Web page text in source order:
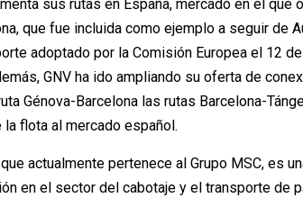
sus rutas en España, mercado en el que
que fue incluida como ejemplo a seguir de
adoptado por la Comisión Europea el 12
GNV ha ido ampliando su oferta de
Génova-Barcelona las rutas Barcelona-
flota al mercado español.
que actualmente pertenece al Grupo MSC, es
en el sector del cabotaje y el transporte de